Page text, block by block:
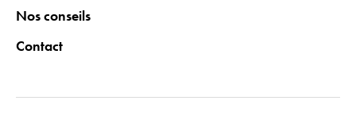
Nos conseils
Contact